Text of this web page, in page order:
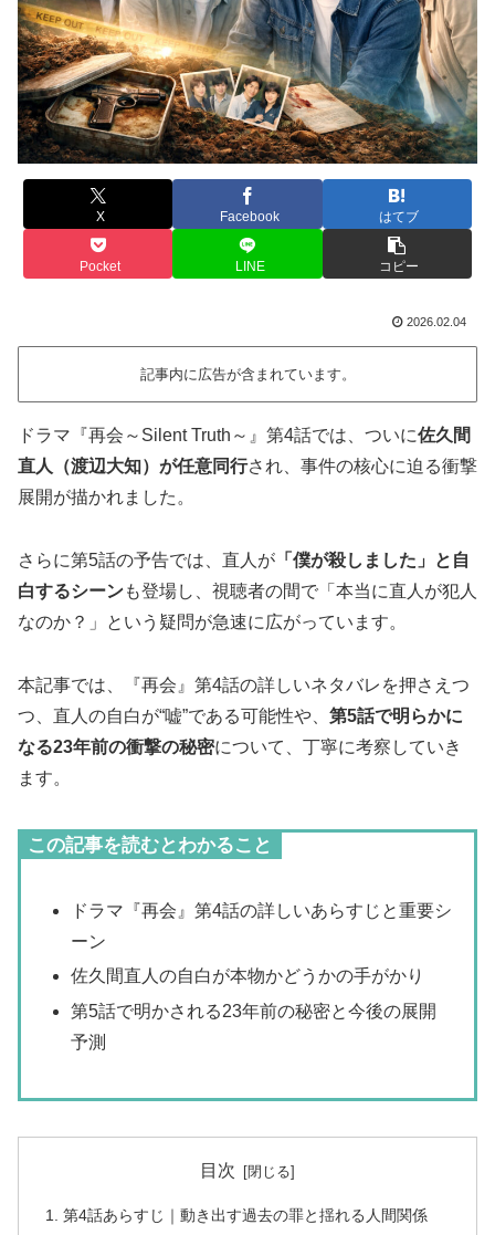
X Facebook はてブ
Pocket LINE コピー
2026.02.04
記事内に広告が含まれています。
ドラマ『再会～Silent Truth～』第4話では、ついに佐久間
直人（渡辺大知）が任意同行され、事件の核心に迫る衝撃
展開が描かれました。
さらに第5話の予告では、直人が 「僕が殺しました」と自
白するシーンも登場し、視聴者の間で「本当に直人が犯人
なのか？」という疑問が急速に広がっています。
本記事では、『再会』第4話の詳しいネタバレを押さえつ
つ、直人の自白が“嘘”である可能性や、 第5話で明らかに
なる23年前の衝撃の秘密について、丁寧に考察していき
ます。
この記事を読むとわかること
ドラマ『再会』第4話の詳しいあらすじと重要シ
ーン
佐久間直人の自白が本物かどうかの手がかり
第5話で明かされる23年前の秘密と今後の展開
予測
目次
第4話あらすじ｜動き出す過去の罪と揺れる人間関係